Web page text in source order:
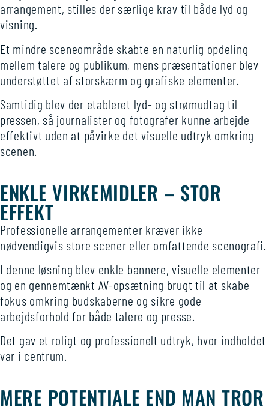
arrangement, stilles der særlige krav til både lyd og
visning.
Et mindre sceneområde skabte en naturlig opdeling
mellem talere og publikum, mens præsentationer blev
understøttet af storskærm og grafiske elementer.
Samtidig blev der etableret lyd- og strømudtag til
pressen, så journalister og fotografer kunne arbejde
effektivt uden at påvirke det visuelle udtryk omkring
scenen.
ENKLE VIRKEMIDLER – STOR
EFFEKT
Professionelle arrangementer kræver ikke
nødvendigvis store scener eller omfattende scenografi.
I denne løsning blev enkle bannere, visuelle elementer
og en gennemtænkt AV-opsætning brugt til at skabe
fokus omkring budskaberne og sikre gode
arbejdsforhold for både talere og presse.
Det gav et roligt og professionelt udtryk, hvor indholdet
var i centrum.
MERE POTENTIALE END MAN TROR